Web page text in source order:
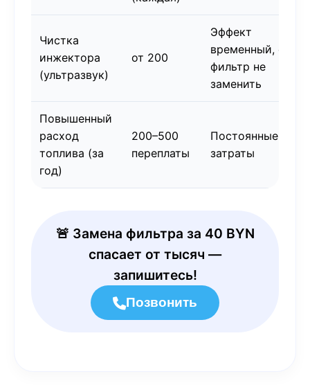
Чистка
инжектора
(ультразвук)
от 200
Эффект
временный, если
фильтр не
заменить
Повышенный
расход
топлива (за
год)
200–500
переплаты
Постоянные
затраты
🚨 Замена фильтра за 40 BYN
спасает от тысяч —
запишитесь!
Позвонить